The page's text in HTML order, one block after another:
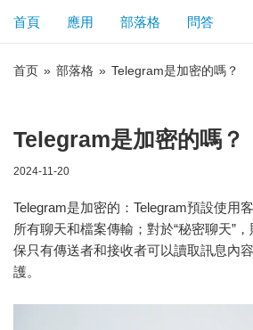
首頁 應用 部落格 問答
首页 » 部落格 » Telegram是加密的嗎？
Telegram是加密的嗎？
2024-11-20
Telegram是加密的：Telegram預設使用
所有聊天和檔案傳輸；對於“秘密聊天”
保只有傳送者和接收者可以讀取訊息內
護。